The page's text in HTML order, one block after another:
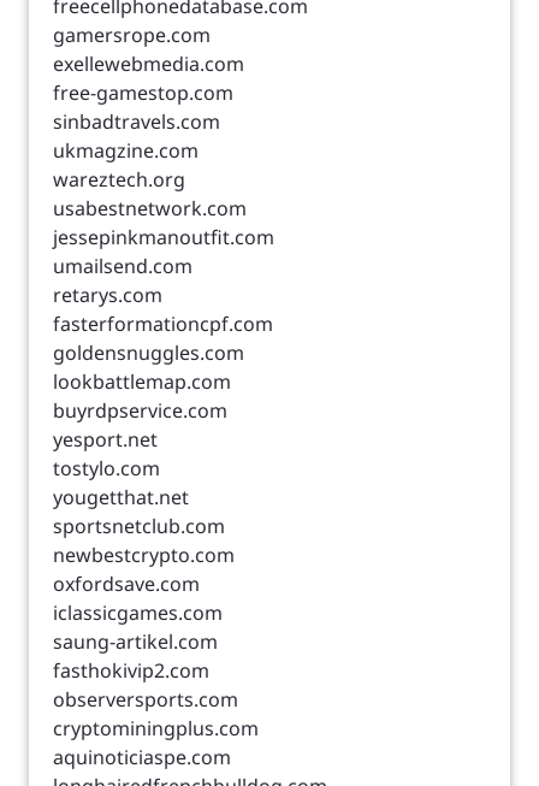
freecellphonedatabase.com
gamersrope.com
exellewebmedia.com
free-gamestop.com
sinbadtravels.com
ukmagzine.com
wareztech.org
usabestnetwork.com
jessepinkmanoutfit.com
umailsend.com
retarys.com
fasterformationcpf.com
goldensnuggles.com
lookbattlemap.com
buyrdpservice.com
yesport.net
tostylo.com
yougetthat.net
sportsnetclub.com
newbestcrypto.com
oxfordsave.com
iclassicgames.com
saung-artikel.com
fasthokivip2.com
observersports.com
cryptominingplus.com
aquinoticiaspe.com